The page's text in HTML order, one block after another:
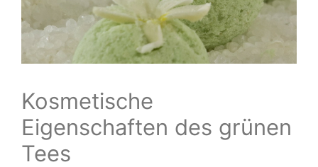
Kosmetische
Eigenschaften des grünen
Tees